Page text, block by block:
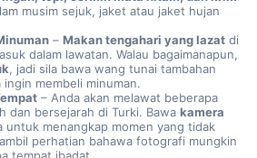
musim sejuk, jaket atau jaket hujan
– Makan tengahari yang lazat di
dalam lawatan. Walau bagaimanapun,
, jadi sila bawa wang tunai tambahan
membeli minuman.
– Anda akan melawat beberapa
dan bersejarah di Turki. Bawa kamera
untuk menangkap momen yang tidak
perhatian bahawa fotografi mungkin